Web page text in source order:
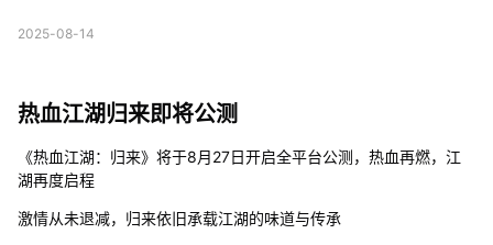
2025-08-14
热血江湖归来即将公测
《热血江湖：归来》将于8月27日开启全平台公测，热血再燃，江
湖再度启程
激情从未退减，归来依旧承载江湖的味道与传承